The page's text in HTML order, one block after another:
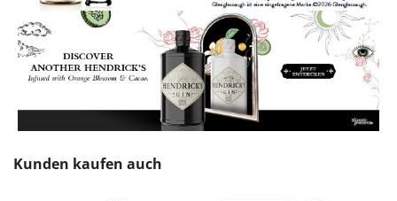
Produktgalerie überspringen
Kunden kaufen auch